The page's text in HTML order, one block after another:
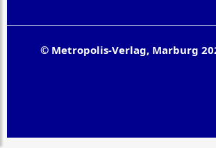
© Metropolis-Verlag, Marburg